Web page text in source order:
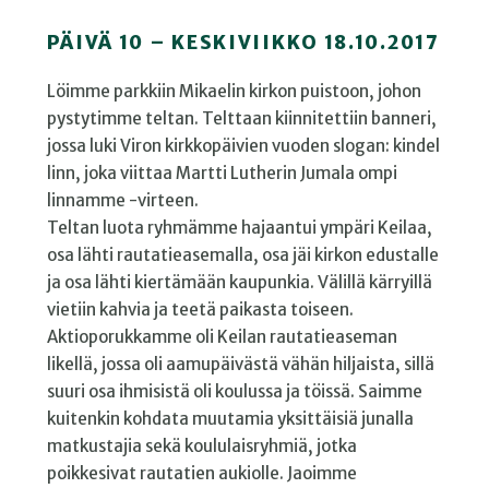
PÄIVÄ 10 – KESKIVIIKKO 18.10.2017
Löimme parkkiin Mikaelin kirkon puistoon, johon
pystytimme teltan. Telttaan kiinnitettiin banneri,
jossa luki Viron kirkkopäivien vuoden slogan: kindel
linn, joka viittaa Martti Lutherin Jumala ompi
linnamme -virteen.
Teltan luota ryhmämme hajaantui ympäri Keilaa,
osa lähti rautatieasemalla, osa jäi kirkon edustalle
ja osa lähti kiertämään kaupunkia. Välillä kärryillä
vietiin kahvia ja teetä paikasta toiseen.
Aktioporukkamme oli Keilan rautatieaseman
likellä, jossa oli aamupäivästä vähän hiljaista, sillä
suuri osa ihmisistä oli koulussa ja töissä. Saimme
kuitenkin kohdata muutamia yksittäisiä junalla
matkustajia sekä koululaisryhmiä, jotka
poikkesivat rautatien aukiolle. Jaoimme